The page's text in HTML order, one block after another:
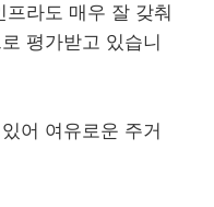
라도 매우 잘 갖춰
평가받고 있습니
어 여유로운 주거